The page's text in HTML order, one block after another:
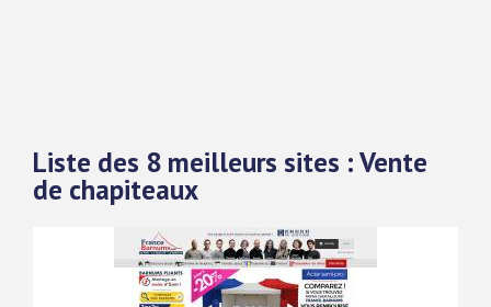
Liste des 8 meilleurs sites : Vente
de chapiteaux